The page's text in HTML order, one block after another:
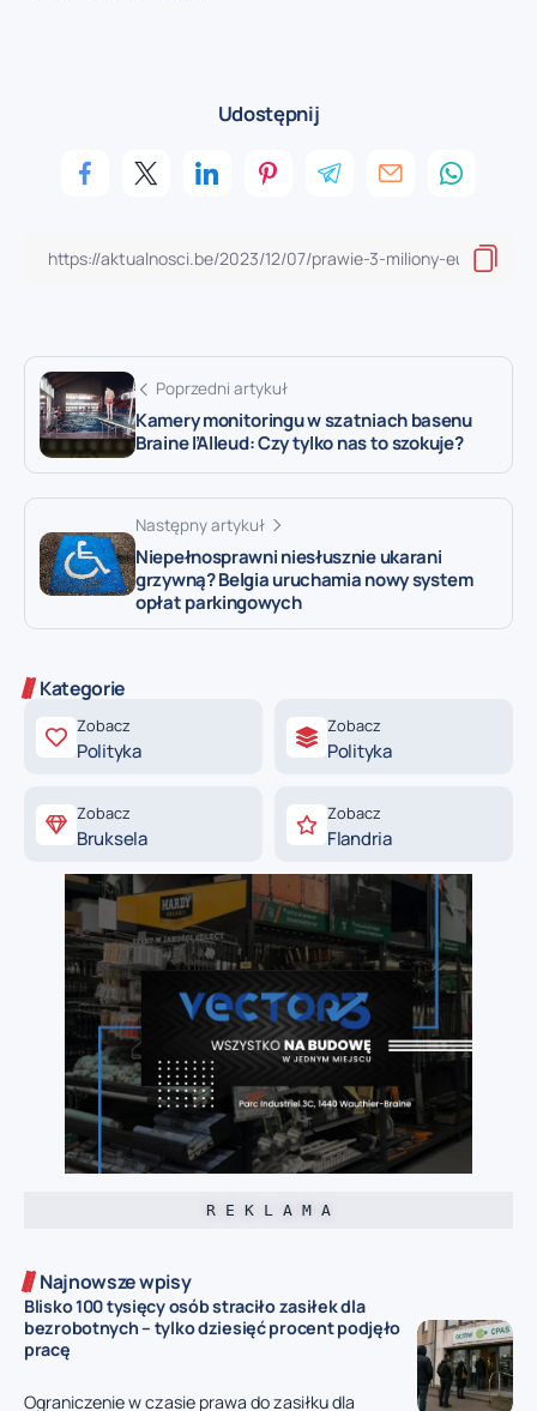
Udostępnij
Poprzedni artykuł
Kamery monitoringu w szatniach basenu
Braine l’Alleud: Czy tylko nas to szokuje?
Następny artykuł
Niepełnosprawni niesłusznie ukarani
grzywną? Belgia uruchamia nowy system
opłat parkingowych
Kategorie
Zobacz
Polityka
Zobacz
Polityka
Zobacz
Bruksela
Zobacz
Flandria
R E K L A M A
Najnowsze wpisy
Blisko 100 tysięcy osób straciło zasiłek dla
bezrobotnych – tylko dziesięć procent podjęło
pracę
Ograniczenie w czasie prawa do zasiłku dla